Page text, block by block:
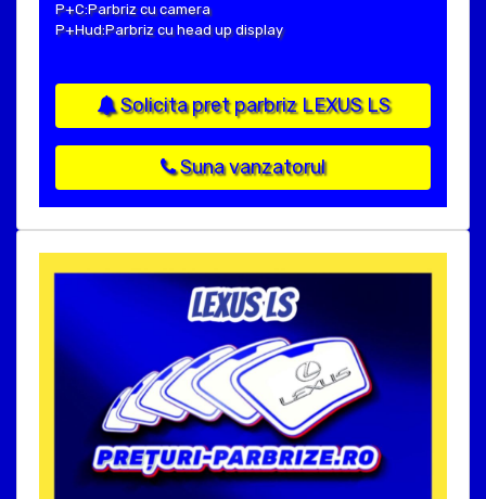
P+C:Parbriz cu camera
P+Hud:Parbriz cu head up display
Solicita pret parbriz LEXUS LS
Suna vanzatorul